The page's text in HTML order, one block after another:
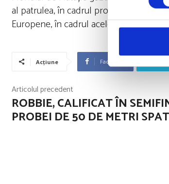
al patrulea, în cadrul probei de 200 de
Europene, în cadrul aceleiași probe.
Acțiune Facebook
Articolul precedent
ROBBIE, CALIFICAT ÎN
PROBEI DE 50 DE METRI